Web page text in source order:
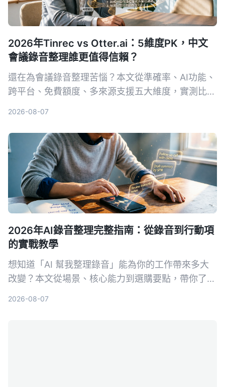
2026年Tinrec vs Otter.ai：5維度PK，中文
會議錄音整理誰更值得信賴？
還在為會議錄音整理苦惱？本文從準確率、AI功能、
跨平台、免費額度、多來源支援五大維度，實測比較
議，幫你省下大把時間。
2026-08-07
2026年AI錄音整理完整指南：從錄音到行動項
的實戰教學
想知道「AI 幫我整理錄音」能為你的工作帶來多大
改變？本文從場景、核心能力到選購要點，帶你了解
2026-08-07